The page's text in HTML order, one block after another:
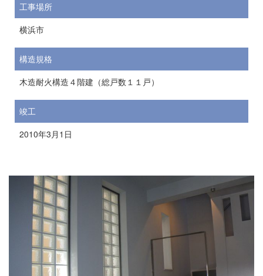
工事場所
横浜市
構造規格
木造耐火構造４階建（総戸数１１戸）
竣工
2010年3月1日